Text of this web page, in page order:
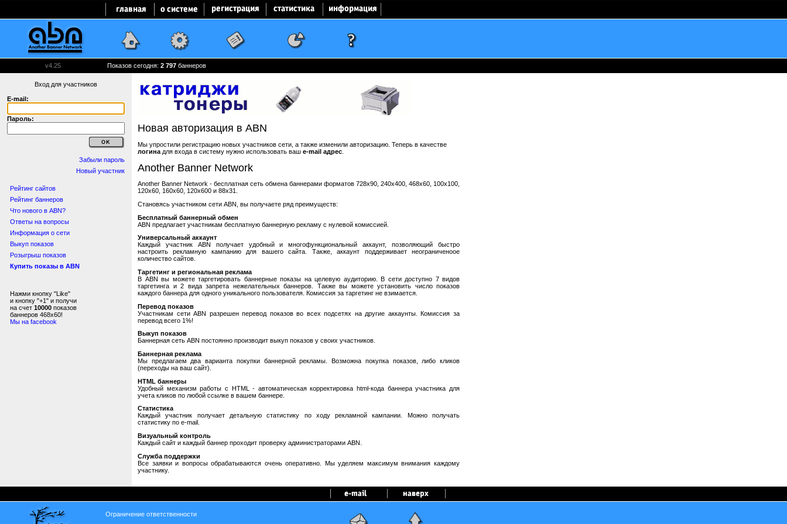
v4.25 Показов сегодня: 2 797 баннеров
Вход для участников
E-mail:
Пароль:
Забыли пароль
Новый участник
Рейтинг сайтов
Рейтинг баннеров
Что нового в ABN?
Ответы на вопросы
Информация о сети
Выкуп показов
Розыгрыш показов
Купить показы в ABN
Нажми кнопку "Like"
и кнопку "+1" и получи
на счет 10000 показов
баннеров 468x60!
Мы на facebook
Новая авторизация в ABN
Мы упростили регистрацию новых участников сети, а также изменили авторизацию. Теперь в качестве
логина для входа в систему нужно использовать ваш e-mail адрес
Another Banner Network
Another Banner Network - бесплатная сеть обмена баннерами форматов 728x90, 240x400, 468x60, 100x100,
120x60, 160x60, 120x600 и 88x31.
Становясь участником сети ABN, вы получаете ряд преимуществ:
Бесплатный баннерный обмен
ABN предлагает участникам бесплатную баннерную рекламу с нулевой комиссией.
Универсальный аккаунт
Каждый участник ABN получает удобный и многофункциональный аккаунт, позволяющий быстро
настроить рекламную кампанию для вашего сайта. Также, аккаунт поддерживает неограниченоое
количество сайтов.
Таргетинг и региональная реклама
В ABN вы можете таргетировать баннерные показы на целевую аудиторию. В сети доступно 7 видов
таргетинга и 2 вида запрета нежелательных баннеров. Также вы можете установить число показов
каждого баннера для одного уникального пользователя. Комиссия за таргетинг не взимается.
Перевод показов
Участникам сети ABN разрешен перевод показов во всех подсетях на другие аккаунты. Комиссия за
перевод всего 1%!
Выкуп показов
Баннерная сеть ABN постоянно производит выкуп показов у своих участников.
Баннерная реклама
Мы предлагаем два варианта покупки баннерной рекламы. Возможна покупка показов, либо кликов
(переходы на ваш сайт).
HTML баннеры
Удобный механизм работы с HTML - автоматическая корректировка html-кода баннера участника для
учета кликов по любой ссылке в вашем баннере.
Статистика
Каждый участник получает детальную статистику по ходу рекламной кампании. Можно получать
статистику по e-mail.
Визуальный контроль
Каждый сайт и каждый баннер проходит проверку администраторами ABN.
Служба поддержки
Все заявки и вопросы обрабатываются очень оперативно. Мы уделяем максимум внимания каждому
участнику.
Ограничение ответственности